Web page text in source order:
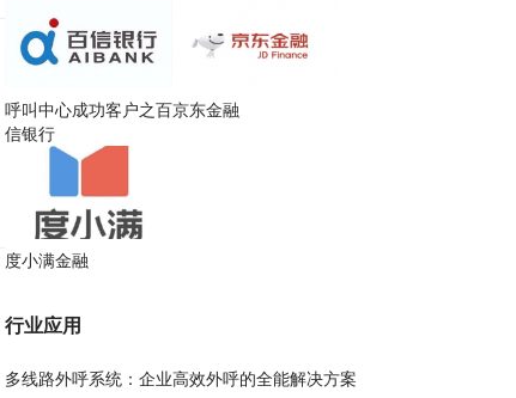
呼叫中心成功客户之百
信银行
京东金融
度小满金融
行业应用
多线路外呼系统：企业高效外呼的全能解决方案​